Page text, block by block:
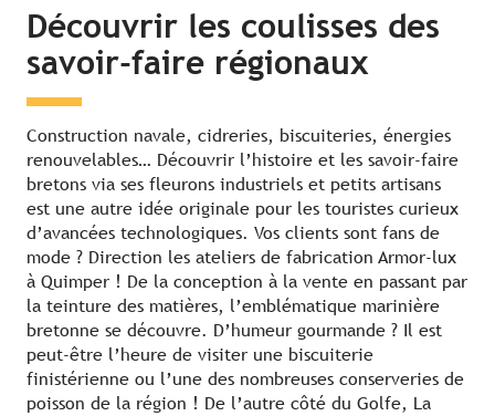
Découvrir les coulisses des
savoir-faire régionaux
Construction navale, cidreries, biscuiteries, énergies
renouvelables… Découvrir l’histoire et les savoir-faire
bretons via ses fleurons industriels et petits artisans
est une autre idée originale pour les touristes curieux
d’avancées technologiques. Vos clients sont fans de
mode ? Direction les ateliers de fabrication Armor-lux
à Quimper ! De la conception à la vente en passant par
la teinture des matières, l’emblématique marinière
bretonne se découvre. D’humeur gourmande ? Il est
peut-être l’heure de visiter une biscuiterie
finistérienne ou l’une des nombreuses conserveries de
poisson de la région ! De l’autre côté du Golfe, La